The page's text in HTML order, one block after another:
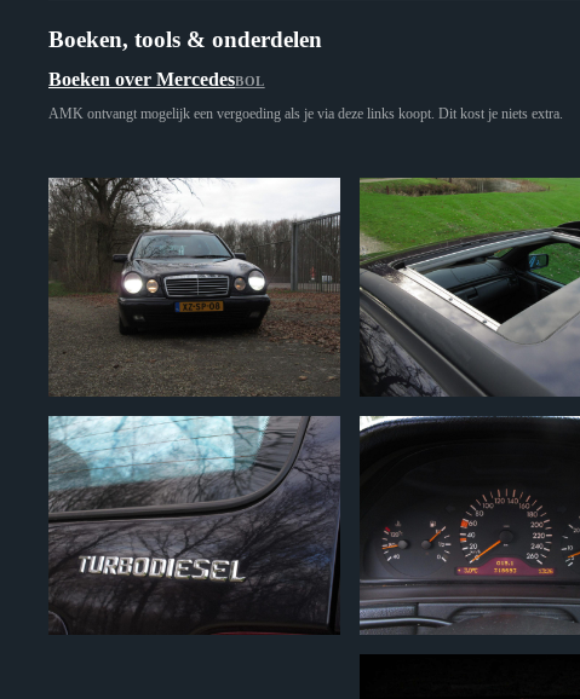
Boeken, tools & onderdelen
Boeken over MercedesBOL
AMK ontvangt mogelijk een vergoeding als je via deze links koopt. Dit kost je niets extra.